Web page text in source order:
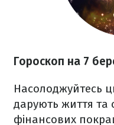
Гороскоп на 7
Насолоджуйтесь
дарують життя та
фінансових